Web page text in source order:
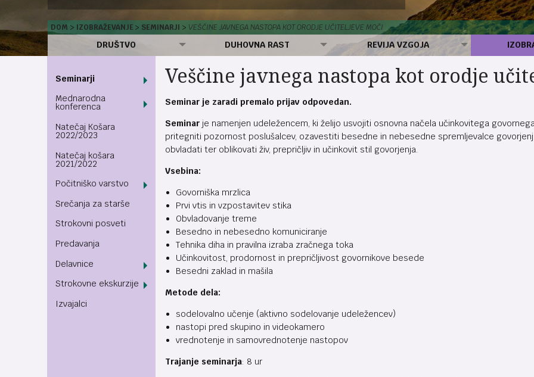
DOM IZOBRAŽEVANJE SEMINARJI VEŠČINE JAVNEGA NASTOPA KOT ORODJE UČITELJEVE MOČI
DRUŠTVO DUHOVNA RAST REVIJA VZGOJA
Seminarji
Mednarodna
konferenca
Natečaj Košara
2022/2023
Natečaj košara
2021/2022
Počitniško varstvo
Srečanja za starše
Strokovni posveti
Predavanja
Delavnice
Strokovne ekskurzije
Izvajalci
Veščine javnega nastopa kot orodje
Seminar je zaradi premalo prijav odpovedan.
Seminar je namenjen udeležencem, ki želijo usvojiti osnovna načela učinkovitega
pritegniti pozornost poslušalcev, ozavestiti besedne in nebesedne spremljevalce
obvladati ter oblikovati živ, prepričljiv in učinkovit stil govorjenja.
Vsebina:
Govorniška mrzlica
Prvi vtis in vzpostavitev stika
Obvladovanje treme
Besedno in nebesedno komuniciranje
Tehnika diha in pravilna izraba zračnega toka
Učinkovitost, prodornost in prepričljivost govornikove besede
Besedni zaklad in mašila
Metode dela:
sodelovalno učenje (aktivno sodelovanje udeležencev)
nastopi pred skupino in videokamero
vrednotenje in samovrednotenje nastopov
Trajanje seminarja: 8 ur